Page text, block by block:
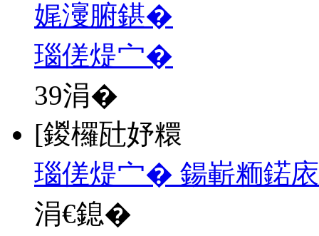
娓濅腑鍖�
瑙傞煶宀�
39涓�
[鍐欏瓧妤糫
瑙傞煶宀� 鍚嶄粫鍩
涓€鎴�